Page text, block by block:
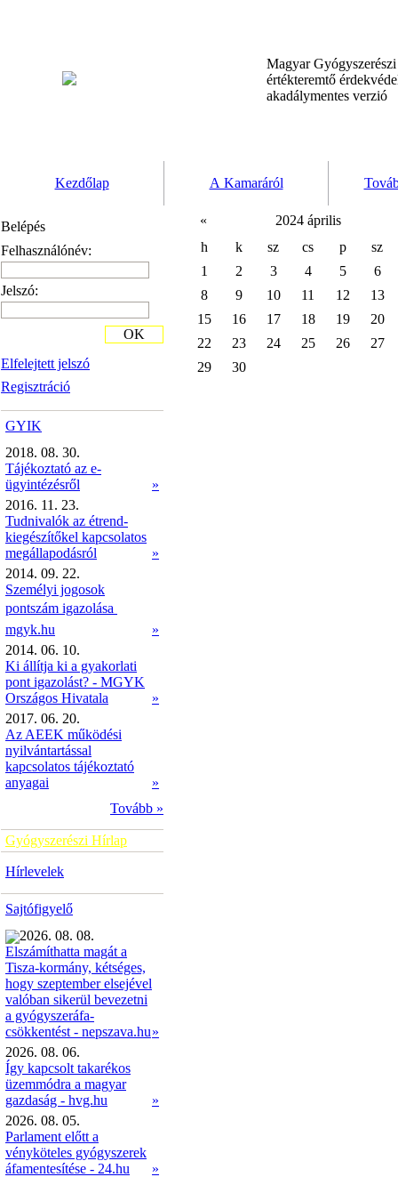
Magyar
értékteremtő
akadálymentes verzió
Kezdőlap A Kamaráról
Belépés
Felhasználónév:
Jelszó:
Elfelejtett jelszó
Regisztráció
OK
GYIK
2018. 08. 30.
Tájékoztató az e-
ügyintézésről
»
2016. 11. 23.
Tudnivalók az étrend-
kiegészítőkel kapcsolatos
megállapodásról
»
2014. 09. 22.
Személyi jogosok
pontszám igazolása 
mgyk.hu
»
2014. 06. 10.
Ki állítja ki a gyakorlati
pont igazolást? - MGYK
Országos Hivatala
»
2017. 06. 20.
Az AEEK működési
nyilvántartással
kapcsolatos tájékoztató
anyagai
»
Tovább »
Gyógyszerészi Hírlap
Hírlevelek
Sajtófigyelő
2026. 08. 08.
Elszámíthatta magát a
Tisza-kormány, kétséges,
hogy szeptember elsejével
valóban sikerül bevezetni
a gyógyszeráfa-
csökkentést - nepszava.hu»
2026. 08. 06.
Így kapcsolt takarékos
üzemmódra a magyar
gazdaság - hvg.hu
»
2026. 08. 05.
Parlament előtt a
vényköteles gyógyszerek
áfamentesítése - 24.hu
»
«
2024 április
h
k sz cs p
sz
1
2 3 4 5
6
8
9 10 11 12
13
15
16 17 18 19
20
22
23 24 25 26
27
29
30